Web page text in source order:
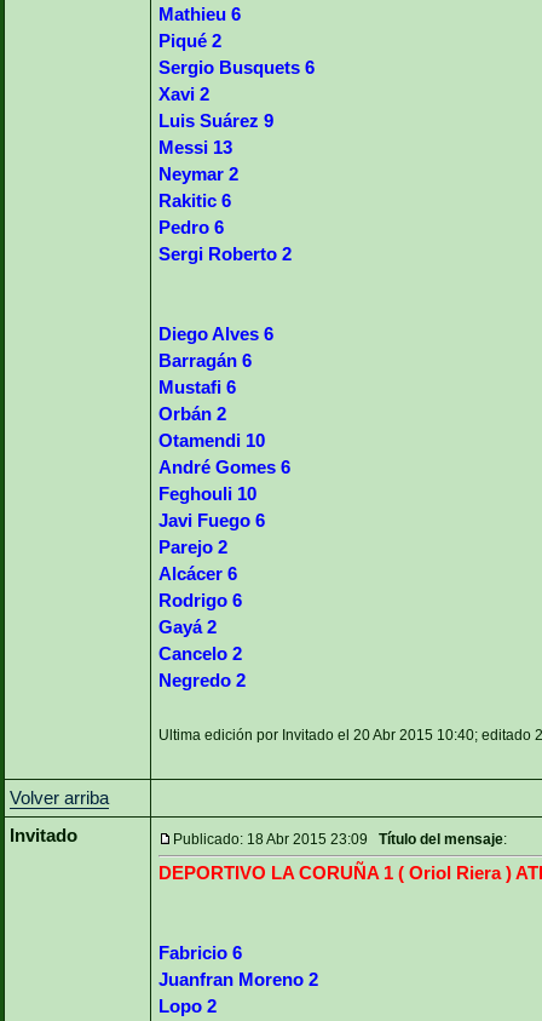
Mathieu 6
Piqué 2
Sergio Busquets 6
Xavi 2
Luis Suárez 9
Messi 13
Neymar 2
Rakitic 6
Pedro 6
Sergi Roberto 2
Diego Alves 6
Barragán 6
Mustafi 6
Orbán 2
Otamendi 10
André Gomes 6
Feghouli 10
Javi Fuego 6
Parejo 2
Alcácer 6
Rodrigo 6
Gayá 2
Cancelo 2
Negredo 2
Ultima edición por Invitado el 20 Abr 2015 10:40; editado
Volver arriba
Invitado
Publicado: 18 Abr 2015 23:09 Título del mensaje:
DEPORTIVO LA CORUÑA 1 ( Oriol Riera )
Fabricio 6
Juanfran Moreno 2
Lopo 2